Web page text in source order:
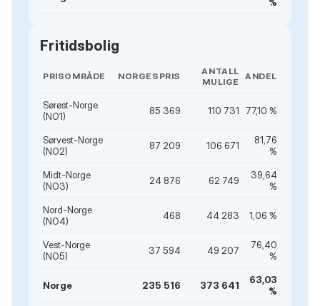
%
Fritidsbolig
PRISOMRÅDE NORGESPRIS
ANTALL
MULIGE
ANDEL
Sørøst-Norge
(NO1)
85 369 110 731 77,10 %
Sørvest-Norge
(NO2)
87 209 106 671
81,76
%
Midt-Norge
(NO3)
24 876 62 749
39,64
%
Nord-Norge
(NO4)
468 44 283 1,06 %
Vest-Norge
(NO5)
37 594 49 207
76,40
%
Norge 235 516 373 641
63,03
%